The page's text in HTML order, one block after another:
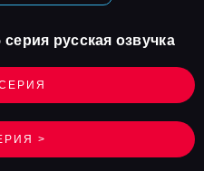
русская озвучка
>